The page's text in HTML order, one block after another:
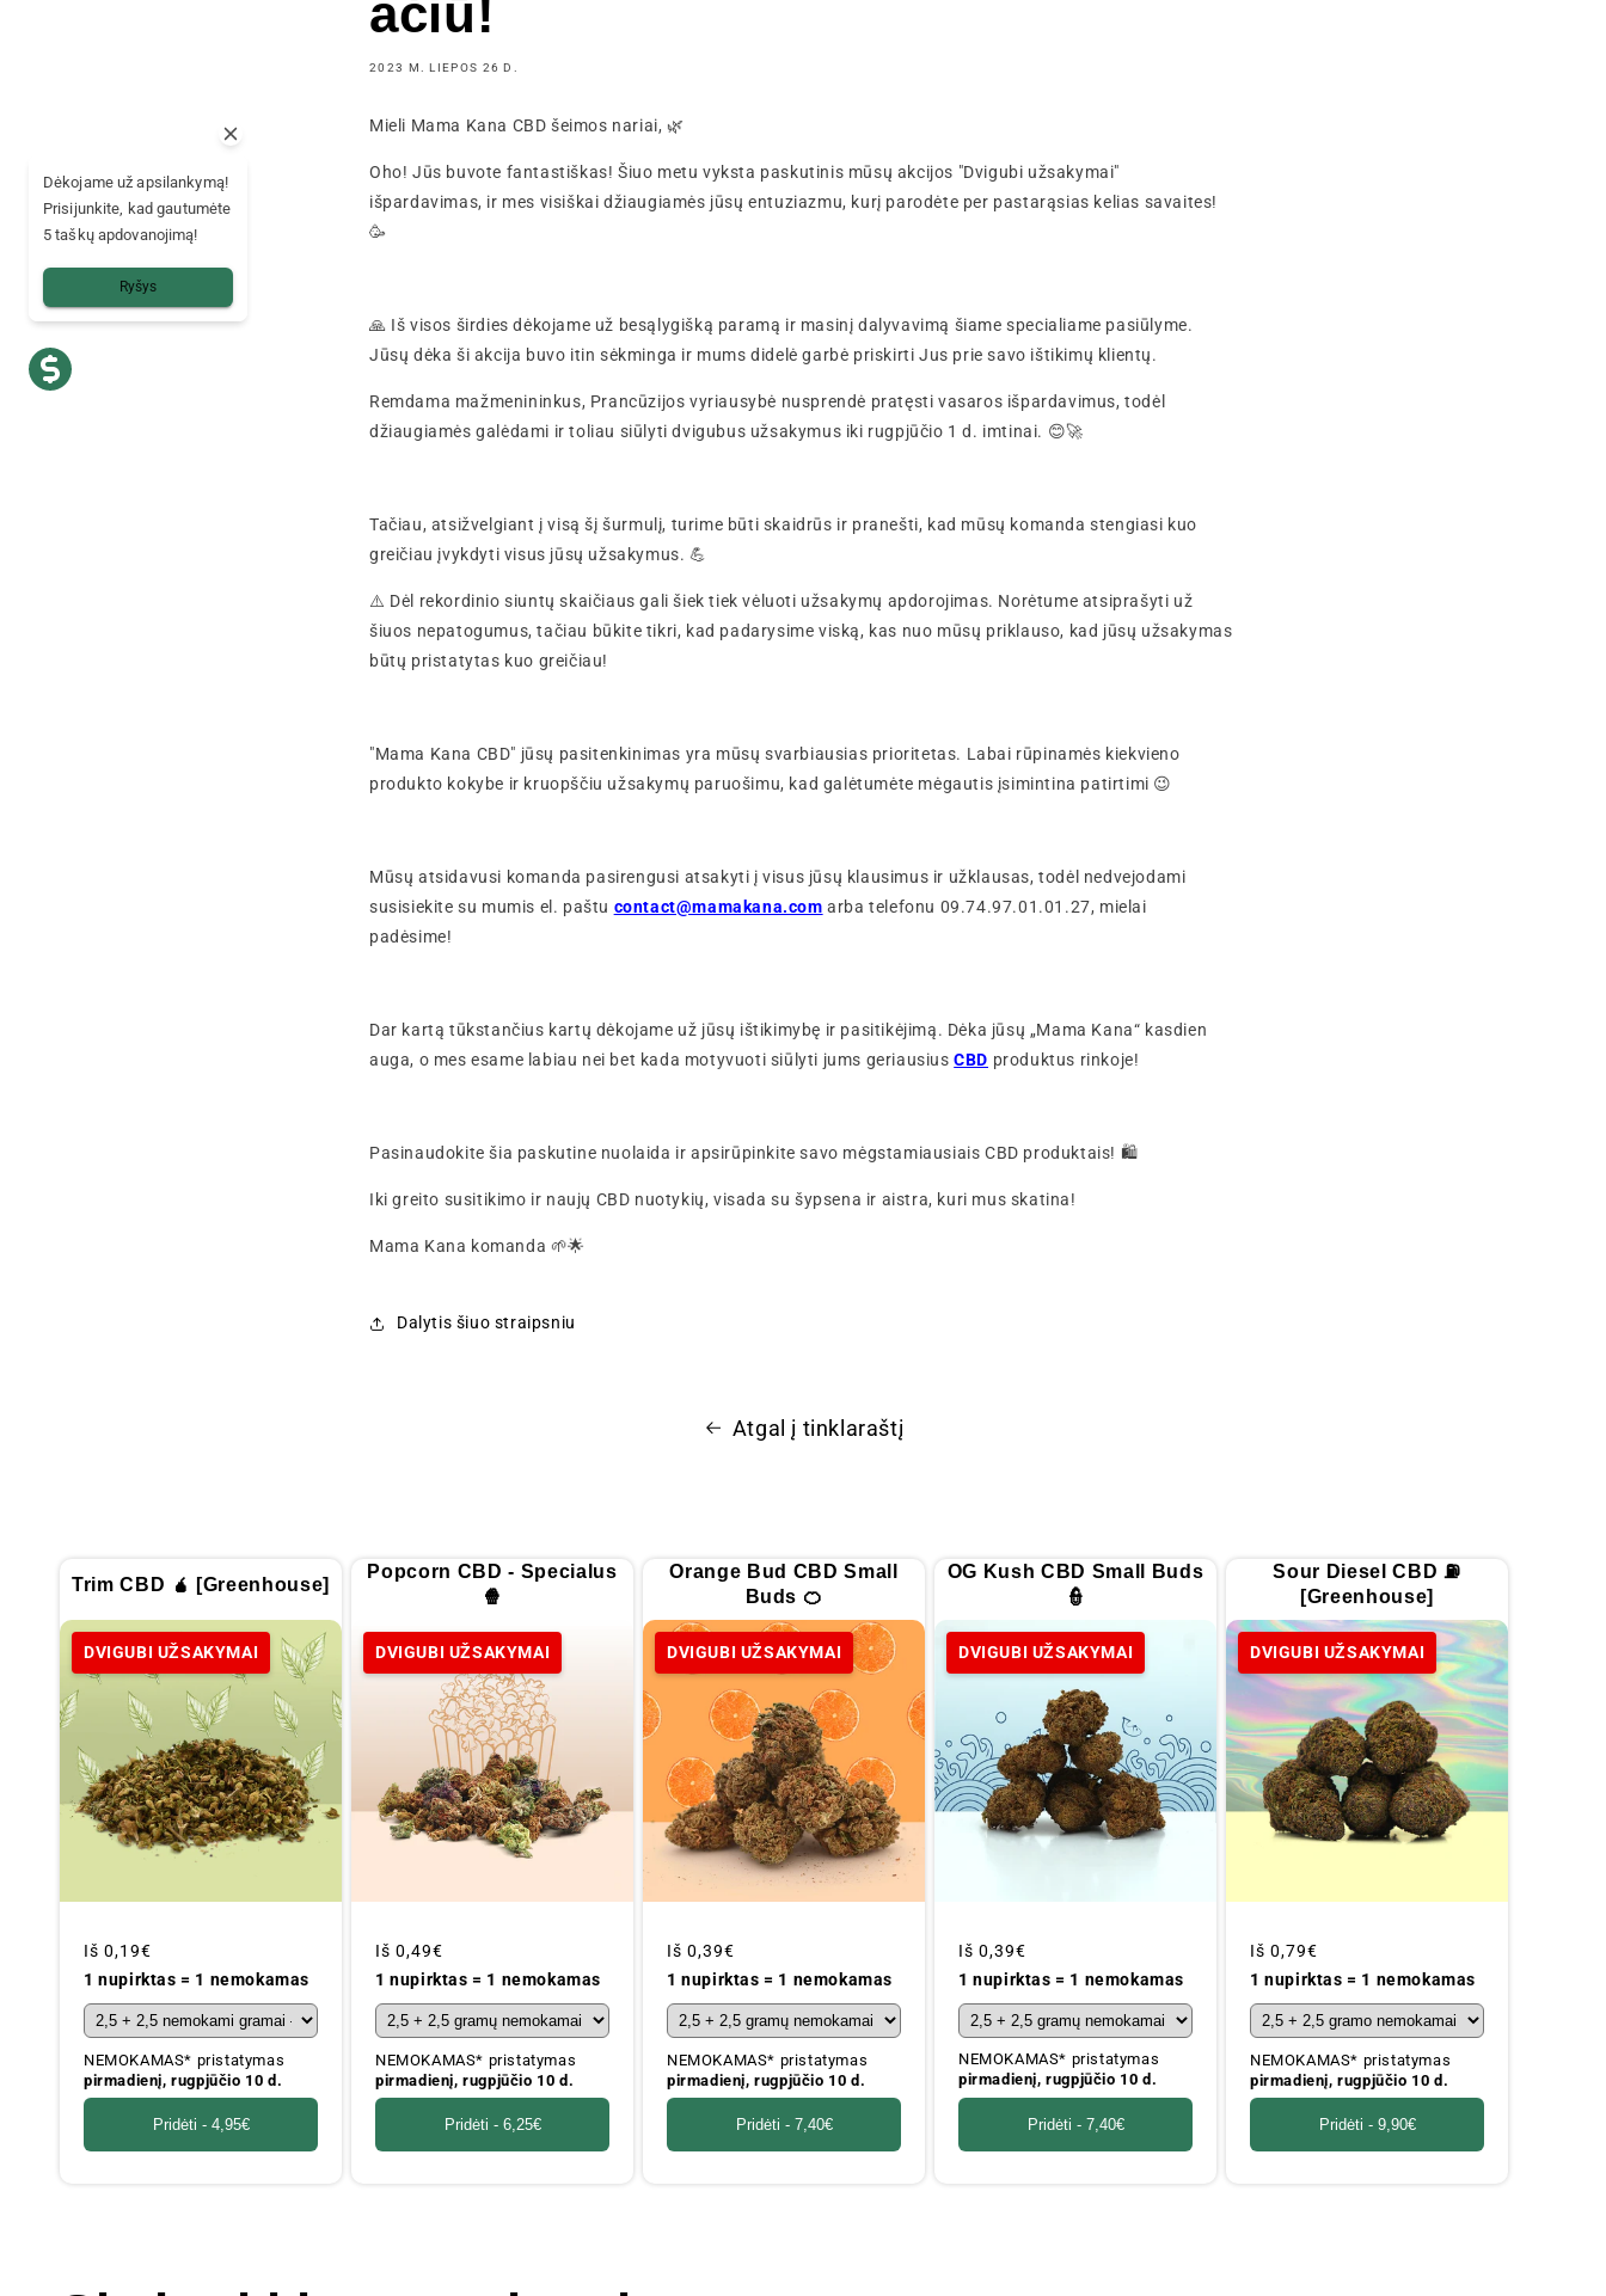
ačiū!
2023 M. LIEPOS 26 D.
Mieli Mama Kana CBD šeimos nariai, 🌿
Oho! Jūs buvote fantastiškas! Šiuo metu vyksta paskutinis mūsų akcijos "Dvigubi užsakymai"
išpardavimas, ir mes visiškai džiaugiamės jūsų entuziazmu, kurį parodėte per pastarąsias kelias savaites!
🥳
🙏 Iš visos širdies dėkojame už besąlygišką paramą ir masinį dalyvavimą šiame specialiame pasiūlyme.
Jūsų dėka ši akcija buvo itin sėkminga ir mums didelė garbė priskirti Jus prie savo ištikimų klientų.
Remdama mažmenininkus, Prancūzijos vyriausybė nusprendė pratęsti vasaros išpardavimus, todėl
džiaugiamės galėdami ir toliau siūlyti dvigubus užsakymus iki rugpjūčio 1 d. imtinai. 😊🚀
Tačiau, atsižvelgiant į visą šį šurmulį, turime būti skaidrūs ir pranešti, kad mūsų komanda stengiasi kuo
greičiau įvykdyti visus jūsų užsakymus. 💪
⚠️ Dėl rekordinio siuntų skaičiaus gali šiek tiek vėluoti užsakymų apdorojimas. Norėtume atsiprašyti už
šiuos nepatogumus, tačiau būkite tikri, kad padarysime viską, kas nuo mūsų priklauso, kad jūsų užsakymas
būtų pristatytas kuo greičiau!
"Mama Kana CBD" jūsų pasitenkinimas yra mūsų svarbiausias prioritetas. Labai rūpinamės kiekvieno
produkto kokybe ir kruopščiu užsakymų paruošimu, kad galėtumėte mėgautis įsimintina patirtimi 😉
Mūsų atsidavusi komanda pasirengusi atsakyti į visus jūsų klausimus ir užklausas, todėl nedvejodami
susisiekite su mumis el. paštu contact@mamakana.com arba telefonu 09.74.97.01.01.27, mielai
padėsime!
Dar kartą tūkstančius kartų dėkojame už jūsų ištikimybę ir pasitikėjimą. Dėka jūsų „Mama Kana“ kasdien
auga, o mes esame labiau nei bet kada motyvuoti siūlyti jums geriausiusCBD produktus rinkoje!
Pasinaudokite šia paskutine nuolaida ir apsirūpinkite savo mėgstamiausiais CBD produktais! 🛍️
Iki greito susitikimo ir naujų CBD nuotykių, visada su šypsena ir aistra, kuri mus skatina!
Mama Kana komanda 🌱🌟
Dalytis šiuo straipsniu
Atgal į tinklaraštį
Trim CBD 🧉 [Greenhouse]
DVIGUBI UŽSAKYMAI
Įprastinė
kaina
Iš 0,19€
1 nupirktas = 1 nemokamas
NEMOKAMAS* pristatymas
pirmadienį, rugpjūčio 10 d.
Pridėti - 4,95€
Popcorn CBD - Specialus
🍿
DVIGUBI UŽSAKYMAI
Įprastinė
kaina
Iš 0,49€
1 nupirktas = 1 nemokamas
NEMOKAMAS* pristatymas
pirmadienį, rugpjūčio 10 d.
Pridėti - 6,25€
Orange Bud CBD Small
Buds 🍊
DVIGUBI UŽSAKYMAI
Įprastinė
kaina
Iš 0,39€
1 nupirktas = 1 nemokamas
NEMOKAMAS* pristatymas
pirmadienį, rugpjūčio 10 d.
Pridėti - 7,40€
OG Kush CBD Small Buds
👮
DVIGUBI UŽSAKYMAI
Įprastinė
kaina
Iš 0,39€
1 nupirktas = 1 nemokamas
NEMOKAMAS* pristatymas
pirmadienį, rugpjūčio 10 d.
Pridėti - 7,40€
Sour Diesel CBD ⛽
[Greenhouse]
DVIGUBI UŽSAKYMAI
Įprastinė
kaina
Iš 0,79€
1 nupirktas = 1 nemokamas
NEMOKAMAS* pristatymas
pirmadienį, rugpjūčio 10 d.
Pridėti - 9,90€
Dėkojame už apsilankymą!
Prisijunkite, kad gautumėte
5 taškų apdovanojimą!
Ryšys